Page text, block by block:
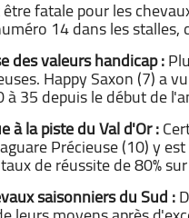
fatale pour les
14 dans les
des valeurs handicap :
Happy Saxon (7) a
35 depuis le début de
à la piste du Val d'Or :
Précieuse (10) y
de réussite de 80%
saisonniers du Sud :